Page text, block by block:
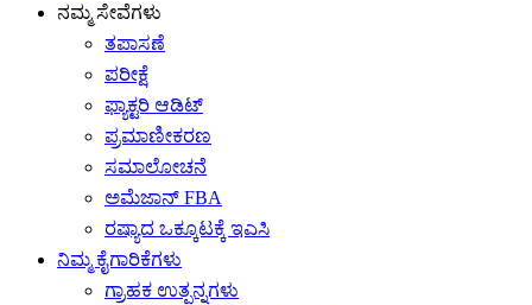
ನಮ್ಮ ಸೇವೆಗಳು
ತಪಾಸಣೆ
ಪರೀಕ್ಷೆ
ಫ್ಯಾಕ್ಟರಿ ಆಡಿಟ್
ಪ್ರಮಾಣೀಕರಣ
ಸಮಾಲೋಚನೆ
ಅಮೆಜಾನ್ FBA
ರಷ್ಯಾದ ಒಕ್ಕೂಟಕ್ಕೆ ಇಎಸಿ
ನಿಮ್ಮ ಕೈಗಾರಿಕೆಗಳು
ಗ್ರಾಹಕ ಉತ್ಪನ್ನಗಳು